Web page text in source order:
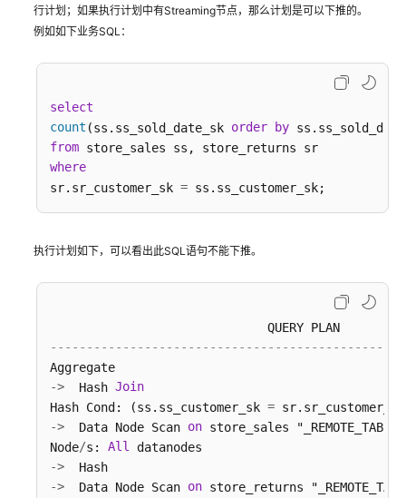
步
开
发
指
南
使
前
行计划；如果执行计划中有Streaming节点，那么计划是可以下推的。
例如如下业务SQL：
select
count (ss.ss_sold_date_sk order
by
from
where
sr.sr_customer_sk =
执行计划如下，可以看出此SQL语句不能下推。
->
  Hash
Join
Hash Cond: (ss.ss_customer_sk =
->
  Data Node Scan
on store_sales
Node/s: All
->
->
  Data Node Scan
on store_returns